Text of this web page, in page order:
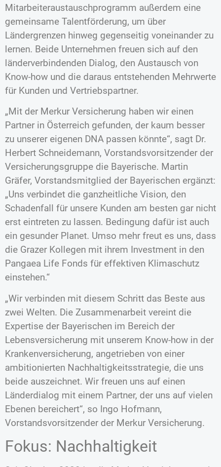
Mitarbeiteraustauschprogramm außerdem eine
gemeinsame Talentförderung, um über
Ländergrenzen hinweg gegenseitig voneinander zu
lernen. Beide Unternehmen freuen sich auf den
länderverbindenden Dialog, den Austausch von
Know-how und die daraus entstehenden Mehrwerte
für Kunden und Vertriebspartner.
„Mit der Merkur Versicherung haben wir einen
Partner in Österreich gefunden, der kaum besser
zu unserer eigenen DNA passen könnte“, sagt Dr.
Herbert Schneidemann, Vorstandsvorsitzender der
Versicherungsgruppe die Bayerische. Martin
Gräfer, Vorstandsmitglied der Bayerischen ergänzt:
„Uns verbindet die ganzheitliche Vision, den
Schadenfall für unsere Kunden am besten gar nicht
erst eintreten zu lassen. Bedingung dafür ist auch
ein gesunder Planet. Umso mehr freut es uns, dass
die Grazer Kollegen mit ihrem Investment in den
Pangaea Life Fonds für effektiven Klimaschutz
einstehen.“
„Wir verbinden mit diesem Schritt das Beste aus
zwei Welten. Die Zusammenarbeit vereint die
Expertise der Bayerischen im Bereich der
Lebensversicherung mit unserem Know-how in der
Krankenversicherung, angetrieben von einer
ambitionierten Nachhaltigkeitsstrategie, die uns
beide auszeichnet. Wir freuen uns auf einen
Länderdialog mit einem Partner, der uns auf vielen
Ebenen bereichert“, so Ingo Hofmann,
Vorstandsvorsitzender der Merkur Versicherung.
Fokus: Nachhaltigkeit